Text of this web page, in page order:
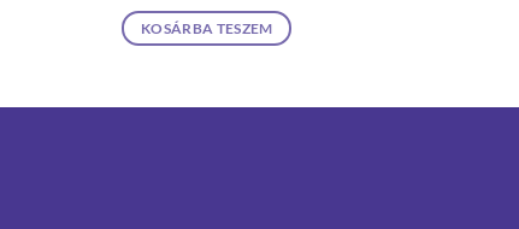
KOSÁRBA TESZEM